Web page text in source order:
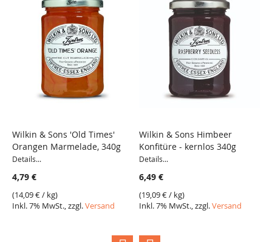
Wilkin & Sons 'Old Times'
Orangen Marmelade, 340g
Details...
4,79 €
(14,09 €/ kg)
Inkl. 7% MwSt., zzgl.Versand
Wilkin & Sons Himbeer
Konfitüre - kernlos 340g
Details...
6,49 €
(19,09 €/ kg)
Inkl. 7% MwSt., zzgl.Versand